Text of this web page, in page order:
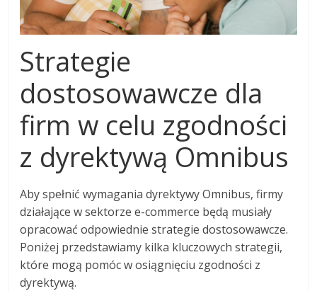
Strategie
dostosowawcze dla
firm w celu zgodności
z dyrektywą Omnibus
Aby spełnić wymagania dyrektywy Omnibus, firmy
działające w sektorze e-commerce będą musiały
opracować odpowiednie strategie dostosowawcze.
Poniżej przedstawiamy kilka kluczowych strategii,
które mogą pomóc w osiągnięciu zgodności z
dyrektywą.